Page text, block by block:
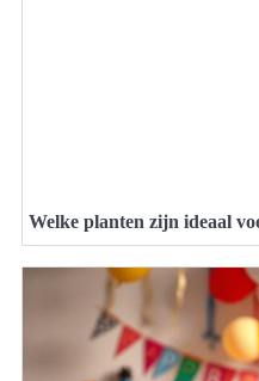
Welke planten zijn ideaal